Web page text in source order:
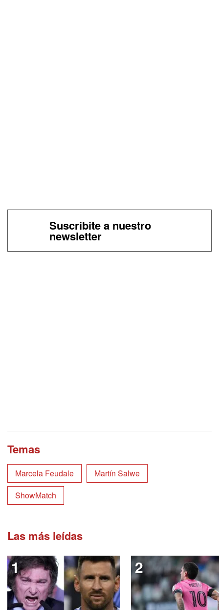
Suscribite a nuestro
newsletter
Temas
Marcela Feudale
Martín Salwe
ShowMatch
Las más leídas